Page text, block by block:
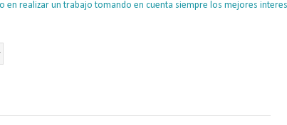
en realizar un trabajo tomando en cuenta siempre los mejores